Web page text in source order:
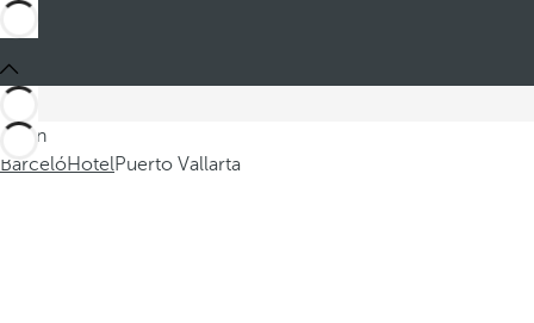
Sei in
BarcelóHotelPuerto Vallarta